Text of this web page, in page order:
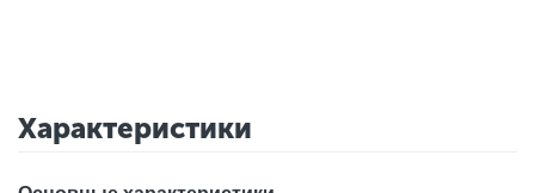
Характеристики